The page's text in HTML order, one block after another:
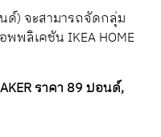
ด์) จะสามารถจัดกลุ่ม
ลิเคชัน IKEA HOME
ราคา 89 ปอนด์,